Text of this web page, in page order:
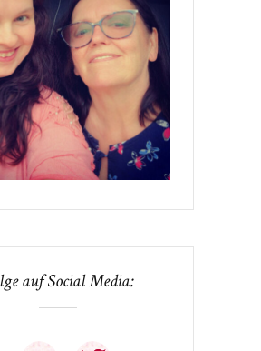
auf Social Media: